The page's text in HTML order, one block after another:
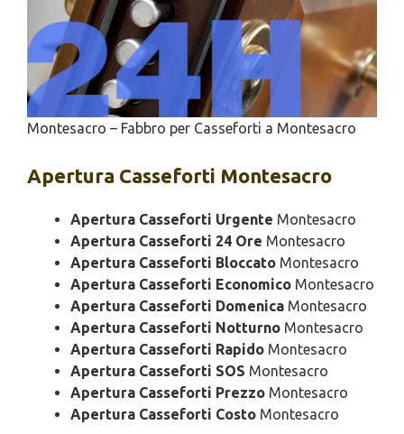
Montesacro – Fabbro per Casseforti a Montesacro
Apertura Casseforti Montesacro
Apertura Casseforti Urgente Montesacro
Apertura Casseforti 24 Ore Montesacro
Apertura Casseforti Bloccato Montesacro
Apertura Casseforti Economico Montesacro
Apertura Casseforti Domenica Montesacro
Apertura Casseforti Notturno Montesacro
Apertura Casseforti Rapido Montesacro
Apertura Casseforti SOS Montesacro
Apertura Casseforti Prezzo Montesacro
Apertura Casseforti Costo Montesacro